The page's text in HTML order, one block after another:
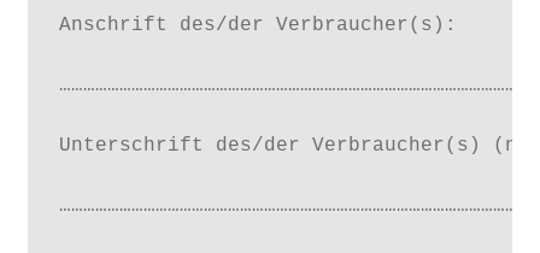
Anschrift des/der Verbraucher(s):
Unterschrift des/der Verbraucher(s)